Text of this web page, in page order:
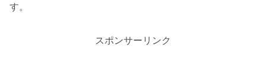
す。
スポンサーリンク